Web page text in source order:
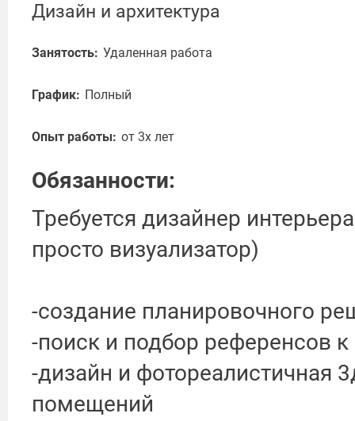
Дизайн и архитектура
Занятость: Удаленная работа
График: Полный
Опыт работы: от 3х лет
Обязанности:
Требуется дизайнер
просто визуализатор)
-создание планировочного
-поиск и подбор референсов к
-дизайн и фотореалистичная
помещений